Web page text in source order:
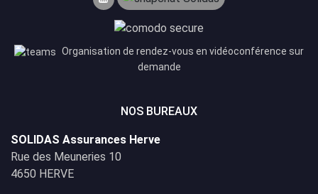
Organisation de rendez-vous en vidéoconférence sur
demande
NOS BUREAUX
SOLIDAS Assurances Herve
Rue des Meuneries 10
4650 HERVE